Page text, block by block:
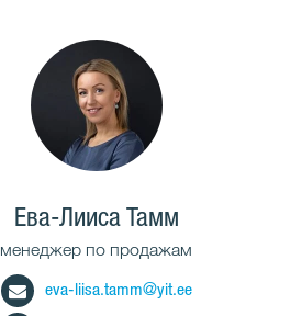
Ева-Лииса Тамм
менеджер по продажам
eva-liisa.tamm@yit.ee